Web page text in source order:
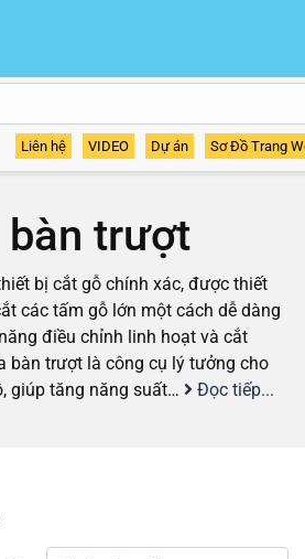
Liên hệ VIDEO Dự án Sơ Đồ Trang
cưa gỗ - máy cắt gỗ/ Máy cưa
trượt
bị cắt gỗ chính xác, được thiết
các tấm gỗ lớn một cách dễ dàng
điều chỉnh linh hoạt và cắt
bàn trượt là công cụ lý tưởng cho
giúp tăng năng suất…
Đọc tiếp...